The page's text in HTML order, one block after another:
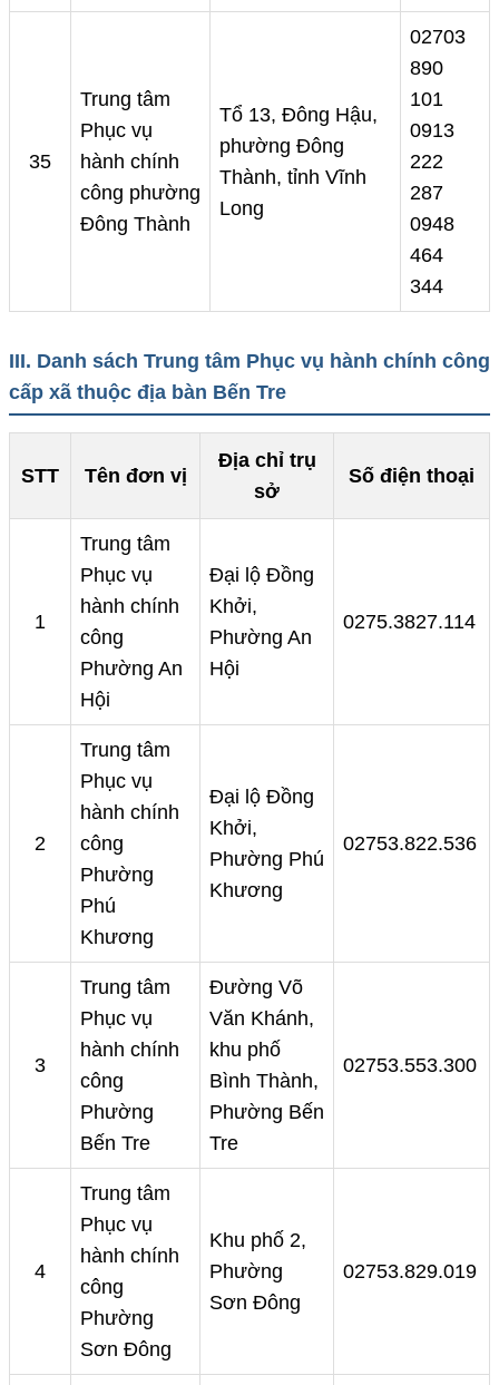
35
Trung tâm
Phục vụ
hành chính
công phường
Đông Thành
Tổ 13, Đông Hậu,
phường Đông
Thành, tỉnh Vĩnh
Long
02703
890
101
0913
222
287
0948
464
344
III. Danh sách Trung tâm Phục vụ hành chính công
cấp xã thuộc địa bàn Bến Tre
STT Tên đơn vị
Địa chỉ trụ
sở
Số điện thoại
1
Trung tâm
Phục vụ
hành chính
công
Phường An
Hội
Đại lộ Đồng
Khởi,
Phường An
Hội
0275.3827.114
2
Trung tâm
Phục vụ
hành chính
công
Phường
Phú
Khương
Đại lộ Đồng
Khởi,
Phường Phú
Khương
02753.822.536
3
Trung tâm
Phục vụ
hành chính
công
Phường
Bến Tre
Đường Võ
Văn Khánh,
khu phố
Bình Thành,
Phường Bến
Tre
02753.553.300
4
Trung tâm
Phục vụ
hành chính
công
Phường
Sơn Đông
Khu phố 2,
Phường
Sơn Đông
02753.829.019